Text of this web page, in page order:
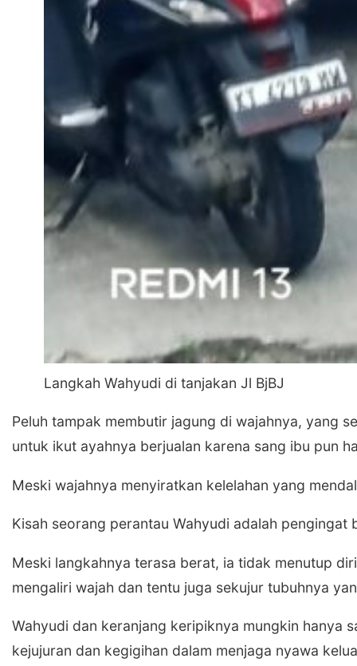
Langkah Wahyudi di tanjakan Jl BjBJ
Peluh tampak membutir jagung di wajahnya, yang
untuk ikut ayahnya berjualan karena sang ibu pun
​Meski wajahnya menyiratkan kelelahan yang
​Kisah seorang perantau Wahyudi adalah
​Meski langkahnya terasa berat, ia tidak menutup
mengaliri wajah dan tentu juga sekujur tubuhnya
​Wahyudi dan keranjang keripiknya mungkin hanya
kejujuran dan kegigihan dalam menjaga nyawa